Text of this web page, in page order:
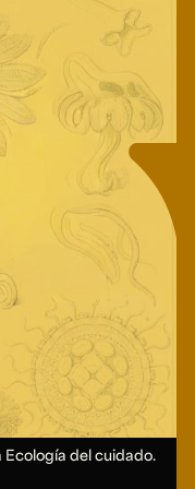
Ecología del cuidado.